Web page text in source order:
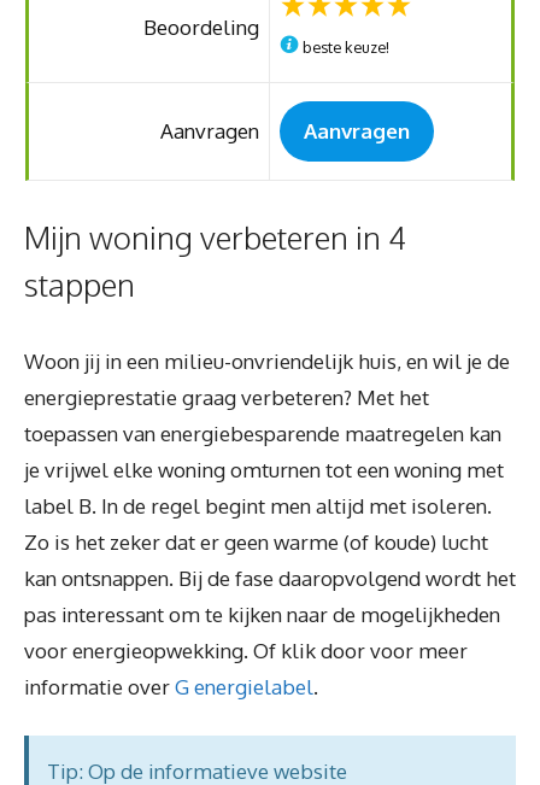
Beoordeling
beste keuze!
Aanvragen Aanvragen
Mijn woning verbeteren in 4
stappen
Woon jij in een milieu-onvriendelijk huis, en wil je de
energieprestatie graag verbeteren? Met het
toepassen van energiebesparende maatregelen kan
je vrijwel elke woning omturnen tot een woning met
label B. In de regel begint men altijd met isoleren.
Zo is het zeker dat er geen warme (of koude) lucht
kan ontsnappen. Bij de fase daaropvolgend wordt het
pas interessant om te kijken naar de mogelijkheden
voor energieopwekking. Of klik door voor meer
informatie overG energielabel.
Tip: Op de informatieve website